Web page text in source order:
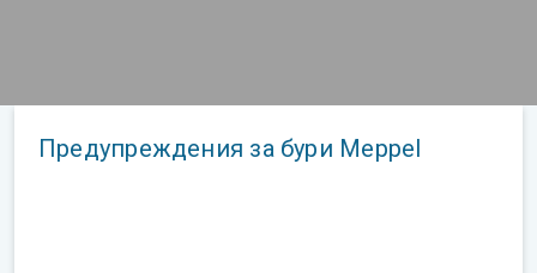
Предупреждения за бури Meppel